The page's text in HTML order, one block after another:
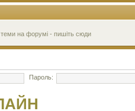
теми на форумі - пишіть сюди
Пароль: